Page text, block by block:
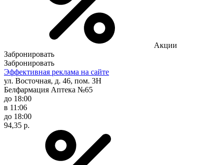
Акции
Забронировать
Забронировать
Эффективная реклама на сайте
ул. Восточная, д. 46, пом. 3Н
Белфармация Аптека №65
до 18:00
в 11:06
до 18:00
94,35 р.